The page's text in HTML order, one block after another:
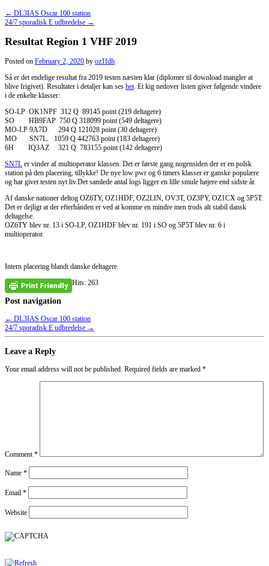
← DL3IAS Oscar 100 station
24/7 sporadisk E udbredelse →
Resultat Region 1 VHF 2019
Posted on February 2, 2020 by oz1fdh
Så er det endelige resultat fra 2019 testen næsten klar (diplomer til download mangler at
blive frigivet). Resultater i detaljer kan ses her. Et kig nedover listen giver følgende vindere
i de enkelte klasser:
SO-LP OK1NPF 312 Q 89145 point (219 deltagere)
SO HB9FAP 750 Q 318099 point (549 deltagere)
MO-LP 9A7D 294 Q 121028 point (30 deltagere)
MO SN7L. 1059 Q 442763 point (183 deltagere)
6H IQ3AZ 321 Q 783155 point (142 deltagere)
SN7L er vinder af multioperator klassen. Det er første gang nogensiden der er en polsk
station på den placering, tillykke! De nye low pwr og 6 timers klasser er ganske populære
og har givet testen nyt liv.Det samlede antal logs ligger en lille smule højere end sidste år.
Af danske nationer deltog OZ6TY, OZ1HDF, OZ2LIN, OV3T, OZ3PY, OZ1CX og 5P5T.
Det er dejligt at der efterhånden er ved at komme en mindre men trods alt stabil dansk
deltagelse.
OZ6TY blev nr. 13 i SO-LP, OZ1HDF blev nr. 191 i SO og 5P5T blev nr. 6 i
multioperator.
Intern placering blandt danske deltagere
Hits: 263
Post navigation
← DL3IAS Oscar 100 station
24/7 sporadisk E udbredelse →
Leave a Reply
Your email address will not be published. Required fields are marked *
Comment *
Name *
Email *
Website